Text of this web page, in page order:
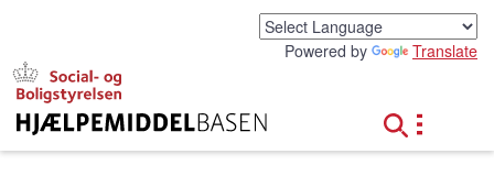
Powered by Translate